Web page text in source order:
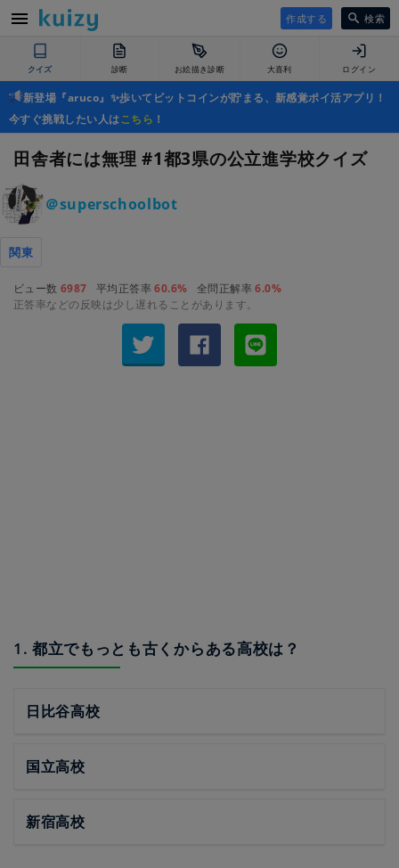
作成する 検索
クイズ 診断 お絵描き診断 大喜利 ログイン
新登場『aruco』✨歩いてビットコインが貯まる、新感覚ポイ活アプリ！
今すぐ挑戦したい人はこちら ！
田舎者には無理 #1都3県の公立進学校クイズ
＠superschoolbot
関東
ビュー数 6987 平均正答率60.6% 全問正解率6.0%
正答率などの反映は少し遅れることがあります。
1. 都立でもっとも古くからある高校は？
日比谷高校
国立高校
新宿高校